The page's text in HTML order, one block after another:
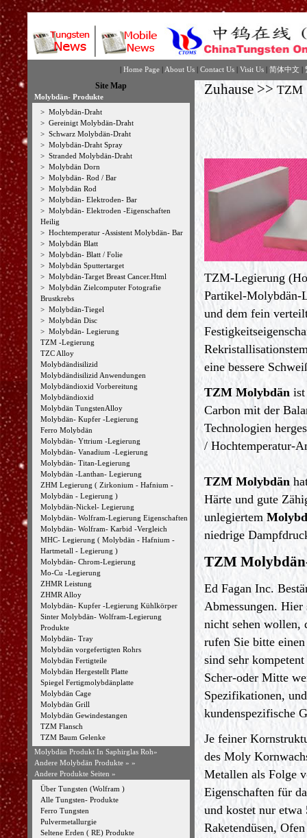
| Home Page | About Us | Contact Us | Visit Us | 简体中文 |
Site Map
Molybdän- Produkte
> Molybdän-Draht
> Gereinigt Molybdän-Draht
> Schwarz Molybdän-Draht
> Molybdän-Draht Spray
> Stranded Molybdän-Draht
> Molybdän Dorn
> Molybdän- Rod / Bar
> Molybdän Rod
> Molybdän- Elektroden- Bar
> Molybdän- Elektroden -Eigenschaften
Heilig
> Hochtemperatur -Assistent Molybdän- Bar
> Molybdän Blatt
> Molybdän- Blatt / Folie
> Molybdän Sputtertarget
> Molybdän-Target Breast Cancer.Html
> Molybdän Zielcomputer Fotografie
Brustkrebs
> Molybdän-Tiegel
> Molybdän Disc
> Molybdän- Legierung
TZM -Legierung
TZC Alloy
Molybdändisilizid
Molybdändisilizid Anwendungen
Molybdändioxid Vorbereitung
Molybdändioxid
Molybdän TungstenAlloy
Molybdän- Kupfer -Legierung
Ferro Molybdän
Molybdän- Yttrium -Legierung
Molybdän- Vanadium -Legierung
Molybdän- Titan-Legierung
Molybdän -Lanthan- Legierung
ZHM Legierung ( Zirkonium - Hafnium -
Molybdän - Legierung )
Molybdän-Nickel- Legierung
Molybdän- Wolfram-Legierung Eigenschaften
Molybdän- Wolfram- Karbid -Vergleich
MHC- Legierung ( Molybdän - Hafnium -
Hartmetall - Legierung )
Molybdän- Chrom-Legierung
Mo-Cu -Legierung
ZHMR Leistung
ZHMR Alloy
Molybdän- Kupfer -Legierung Kühlkörper
Sinter Molybdän- Wolfram-Legierung
Produkte
Molybdän- Tray
Molybdän vorgefertigten Rohrs
Molybdän Fertigteile
Molybdän Hergestellt Platte
Spiegel Fertigmolybdänplatte
Molybdän Cage
Molybdän Grill
Molybdän Gewindestangen
TZM Flansch
TZM Baum Gelenke
Molybdän Produkt In Saphirglas Roh»
Andere Molybdän Produkte » »
Andere Produkte Seiten »
Über Tungsten (Wolfram )
Alle Tungsten- Produkte
Ferro Tungsten
Pulvermetallurgie
Seltene Erden ( RE) Produkte
Zuhause >> TZM
TZM-Legierung
Partikel-Molybdän-
und dem fein
eine bessere
TZM Molybdän
Carbon mit der
Technologien
/ Hochtemperatur-
TZM Molybdän
Härte und gute
unlegiertem
niedrige
TZM
Ed Fagan Inc.
Abmessungen.
nicht sehen wollen,
rufen Sie bitte
sind sehr
Scher-oder Mitte
Spezifikationen,
kundenspezifische
Je feiner
des Moly
Metallen als Folge
Eigenschaften für
und kostet nur
Raketendüsen,